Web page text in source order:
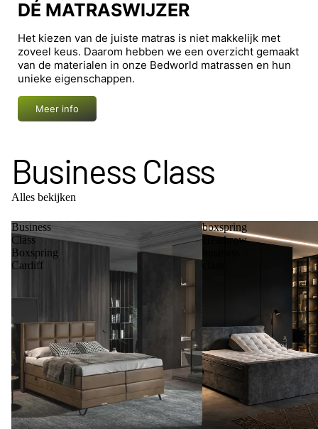
DÉ MATRASWIJZER
Het kiezen van de juiste matras is niet makkelijk met
zoveel keus. Daarom hebben we een overzicht gemaakt
van de materialen in onze Bedworld matrassen en hun
unieke eigenschappen.
Meer info
Business Class
Alles bekijken
Business
Class
Boxspring
Cardiff
boxspring
Heathrow